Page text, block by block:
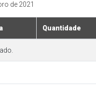
de 2021
Quantidade